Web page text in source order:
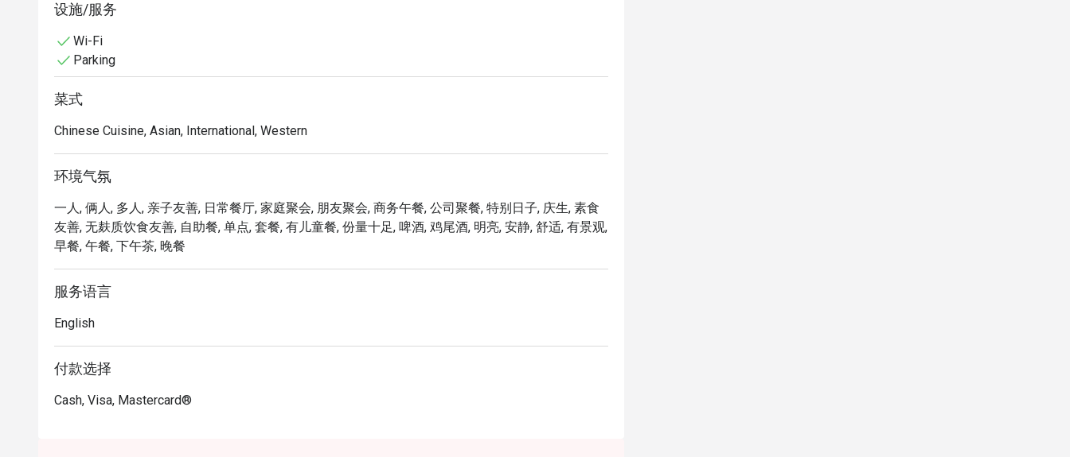
「品味传承之味」：探索霹雳州独特而正宗的风味，并与国际佳肴完美呈现。
松身心。
「全天候味蕾纵享」：从丰盛的自助早餐到精致的单点晚餐，随时满足您的任何口腹之欲。
无论是精致的商务午餐、轻松的家庭聚会，或是一人独享的宁静时光，这里都是您的理想之选。
设施/服务
Wi-Fi
Parking
菜式
Chinese Cuisine, Asian, International, Western
环境气氛
一人, 俩人, 多人, 亲子友善, 日常餐厅, 家庭聚会, 朋友聚会, 商务午餐, 公司聚餐, 特别日子, 庆生, 素食
友善, 无麸质饮食友善, 自助餐, 单点, 套餐, 有儿童餐, 份量十足, 啤酒, 鸡尾酒, 明亮, 安静, 舒适, 有景观,
早餐, 午餐, 下午茶, 晚餐
服务语言
English
付款选择
Cash, Visa, Mastercard®